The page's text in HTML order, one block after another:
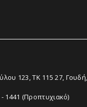
123, ΤΚ 115 27,
1441 (Προπτυχιακό)